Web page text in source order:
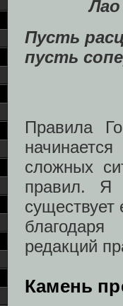
Лао
Пусть
пусть
Правила
сложных
правил. Я
существует
редакций
Камень